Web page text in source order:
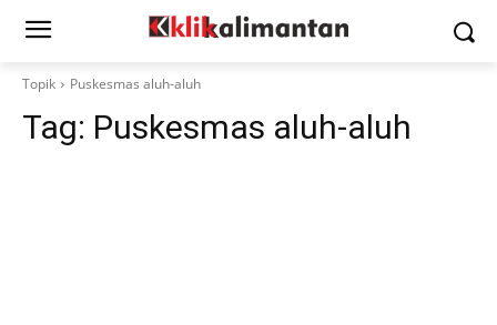
Topik Puskesmas aluh-aluh
Tag: Puskesmas aluh-aluh